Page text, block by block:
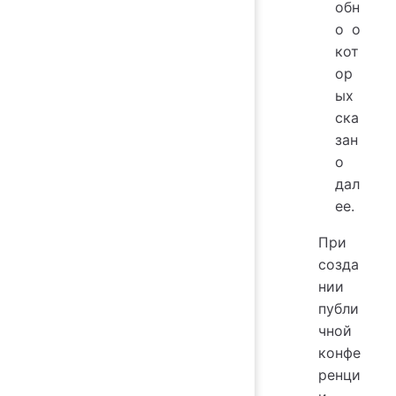
обн
о о
кот
ор
ых
ска
зан
о
дал
ее.
При
созда
нии
публи
чной
конфе
ренци